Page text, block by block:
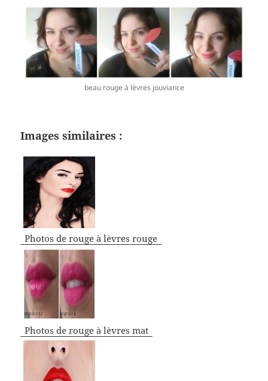
beau rouge à lèvres jouviance
Images similaires :
Photos de rouge à lèvres rouge
Photos de rouge à lèvres mat